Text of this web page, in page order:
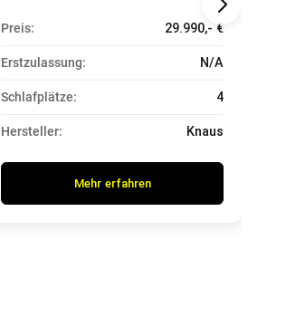
Preis: 29.990,- €
Erstzulassung: N/A
Schlafplätze: 4
Hersteller: Knaus
Mehr erfahren